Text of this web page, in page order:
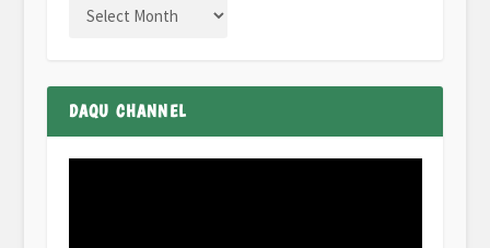
DAQU CHANNEL